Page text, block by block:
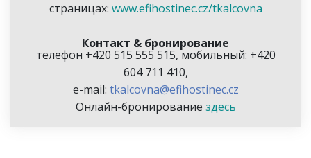
страницах: www.efihostinec.cz/tkalcovna
Контакт & бронирование
телефон +420 515 555 515, мобильный: +420
604 711 410,
e-mail: tkalcovna@efihostinec.cz
Онлайн-бронирование здесь